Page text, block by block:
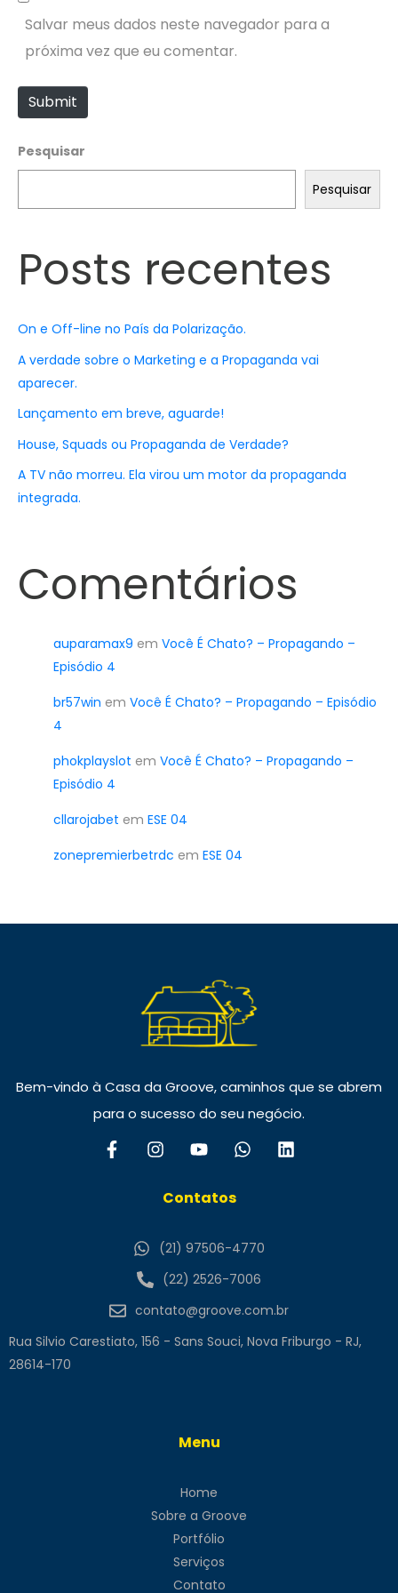
l
t
Salvar meus dados neste navegador para a
próxima vez que eu comentar.
Submit
Pesquisar
Pesquisar
Posts recentes
On e Off-line no País da Polarização.
A verdade sobre o Marketing e a Propaganda vai
aparecer.
Lançamento em breve, aguarde!
House, Squads ou Propaganda de Verdade?
A TV não morreu. Ela virou um motor da propaganda
integrada.
Comentários
auparamax9 em Você É Chato? – Propagando –
Episódio 4
br57win em Você É Chato? – Propagando – Episódio
4
phokplayslot em Você É Chato? – Propagando –
Episódio 4
cllarojabet em ESE 04
zonepremierbetrdc em ESE 04
Bem-vindo à Casa da Groove, caminhos que se abrem
para o sucesso do seu negócio.
Contatos
(21) 97506-4770
(22) 2526-7006
contato@groove.com.br
Rua Silvio Carestiato, 156 - Sans Souci, Nova Friburgo - RJ,
28614-170
Menu
Home
Sobre a Groove
Portfólio
Serviços
Contato